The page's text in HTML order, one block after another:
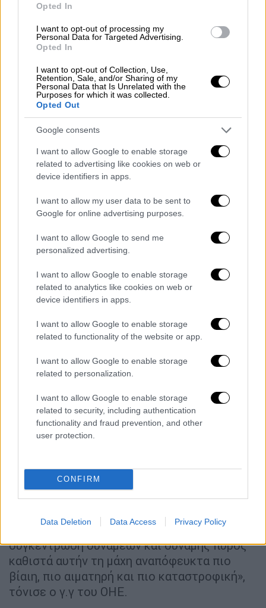
Opted In
I want to opt-out of processing my
Personal Data for Targeted Advertising.
Opted In
I want to opt-out of Collection, Use,
Retention, Sale, and/or Sharing of my
Personal Data that Is Unrelated with the
Purposes for which it was collected.
Opted Out
Google consents
I want to allow Google to enable storage
related to advertising like cookies on web or
device identifiers in apps.
I want to allow my user data to be sent to
Google for online advertising purposes.
I want to allow Google to send me
personalized advertising.
I want to allow Google to enable storage
related to analytics like cookies on web or
device identifiers in apps.
I want to allow Google to enable storage
related to functionality of the website or app.
I want to allow Google to enable storage
related to personalization.
I want to allow Google to enable storage
related to security, including authentication
functionality and fraud prevention, and other
user protection.
CONFIRM
Data Deletion Data Access Privacy Policy
Κόσμος|19.04.2022 10:39
Πόλεμος στην Ουκρανία:
Πληροφορίες ότι ο Μιχαήλ του Αζόφ
που μίλησε στη Βουλή, είναι νεκρός
Σύμφωνα με τον ίδιο, τα Ηνωμένα Έθνη
έχουν υποβάλει λεπτομερή σχέδια στα
εμπλεκόμενα μέρη και είναι έτοιμα να
στείλουν κομβόι με ανθρωπιστική βοήθεια
Μαριούπολη, τη Χερσώνα, το Ντονέτσκ
, αρχής γενομένης από τη
Μεγάλη Πέμπτη και έως την Κυριακή του
«Οι ανθρωπιστικές ανάγκες είναι
νερό, προμήθειες για να φροντίσουν τους
αρρώστους ή τους τραυματίες ή απλά για να
», επισήμανε ο Γκουτέρες,
σε δηλώσεις του σε δημοσιογράφους στην
έδρα των ΗΕ στη Νέα Υόρκη.
Η εισβολή της Μόσχας στην Ουκρανία, η
μεγαλύτερη επίθεση εναντίον ενός
ευρωπαϊκού κράτους από το 1945, έχει
προκαλέσει τον θάνατο ή τον τραυματισμό
χιλιάδων ανθρώπων. Περισσότεροι από 12
εκατομμύρια άνθρωποι έχουν ανάγκη από
είπε ο Γκουτέρες.
«Αντί του εορτασμού μιας νέας ζωής,αυτό
το Πάσχα συμπίπτει με μια ρωσική επίθεση
στην ανατολική Ουκρανία.Η έντονη
συγκέντρωση δυνάμεων και δύναμης πυρός
καθιστά αυτήν τη μάχη αναπόφευκτα πιο
βίαιη, πιο αιματηρή και πιο καταστροφική»,
τόνισε ο γ.γ του ΟΗΕ.